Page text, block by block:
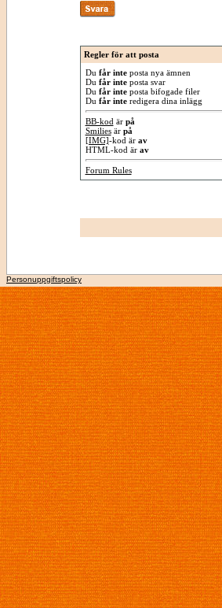
Regler för att posta
Du får inteposta nya ämnen
Du får inteposta svar
Du får inteposta bifogade filer
Du får interedigera dina inlägg
BB-kod är på
Smiliesär på
[IMG]-kod är av
HTML-kod är av
Forum Rules
Personuppgiftspolicy